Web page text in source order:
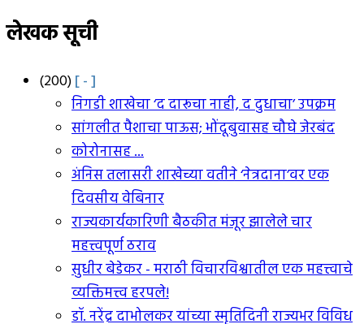
लेखक सूची
(200)[ - ]
निगडी शाखेचा ‘द दारूचा नाही, द दुधाचा’ उपक्रम
सांगलीत पैशाचा पाऊस; भोंदूबुवासह चौघे जेरबंद
कोरोनासह ...
अंनिस तलासरी शाखेच्या वतीने ‘नेत्रदाना’वर एक
दिवसीय वेबिनार
राज्यकार्यकारिणी बैठकीत मंजूर झालेले चार
महत्त्वपूर्ण ठराव
सुधीर बेडेकर - मराठी विचारविश्वातील एक महत्त्वाचे
व्यक्तिमत्त्व हरपले!
डॉ. नरेंद्र दाभोलकर यांच्या स्मृतिदिनी राज्यभर विविध